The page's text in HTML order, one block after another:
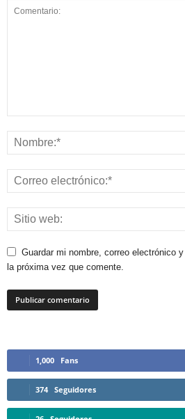
Guardar mi nombre, correo electrónico
la próxima vez que comente.
1,000 Fans
374 Seguidores